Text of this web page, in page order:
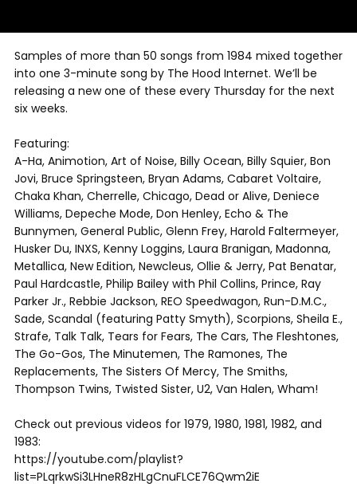
Samples of more than 50 songs from 1984 mixed together
into one 3-minute song by The Hood Internet. We’ll be
releasing a new one of these every Thursday for the next
six weeks.
Featuring:
A-Ha, Animotion, Art of Noise, Billy Ocean, Billy Squier, Bon
Jovi, Bruce Springsteen, Bryan Adams, Cabaret Voltaire,
Chaka Khan, Cherrelle, Chicago, Dead or Alive, Deniece
Williams, Depeche Mode, Don Henley, Echo & The
Bunnymen, General Public, Glenn Frey, Harold Faltermeyer,
Husker Du, INXS, Kenny Loggins, Laura Branigan, Madonna,
Metallica, New Edition, Newcleus, Ollie & Jerry, Pat Benatar,
Paul Hardcastle, Philip Bailey with Phil Collins, Prince, Ray
Parker Jr., Rebbie Jackson, REO Speedwagon, Run-D.M.C.,
Sade, Scandal (featuring Patty Smyth), Scorpions, Sheila E.,
Strafe, Talk Talk, Tears for Fears, The Cars, The Fleshtones,
The Go-Gos, The Minutemen, The Ramones, The
Replacements, The Sisters Of Mercy, The Smiths,
Thompson Twins, Twisted Sister, U2, Van Halen, Wham!
Check out previous videos for 1979, 1980, 1981, 1982, and
1983:
https://youtube.com/playlist?
list=PLqrkwSi3LHneR8zHLgCnuFLCE76Qwm2iE